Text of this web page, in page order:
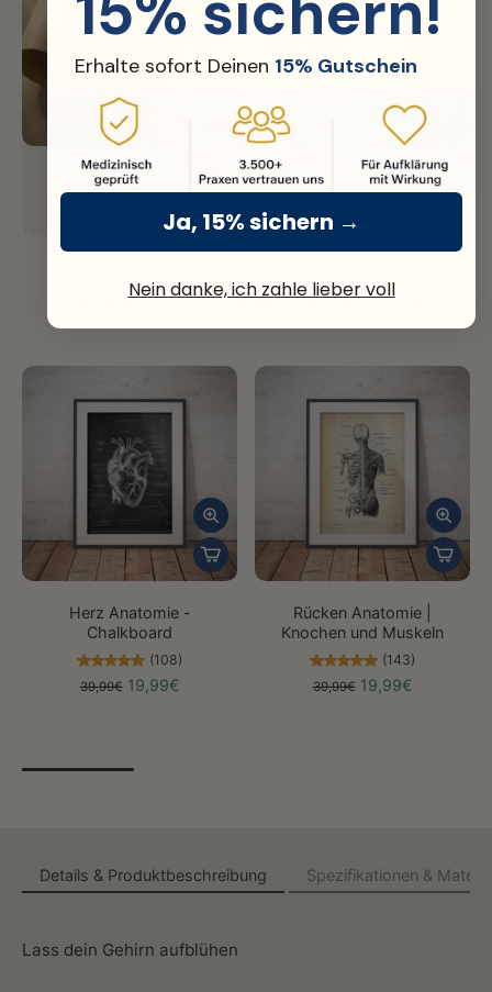
Fine Art Print
Diese Motive passen perfekt dazu
Herz Anatomie -
Chalkboard
(108)
39,99€ 19,99€
Rücken Anatomie |
Knochen und Muskeln
(143)
39,99€ 19,99€
Details & Produktbeschreibung Spezifikationen &
Lass dein Gehirn aufblühen
Erhalte sofort Deinen 15% Gutschein
Ja, 15% sichern →
Nein danke, ich zahle lieber voll